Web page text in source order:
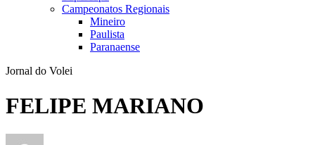
Campeonatos Regionais
Mineiro
Paulista
Paranaense
Jornal do Volei
FELIPE MARIANO